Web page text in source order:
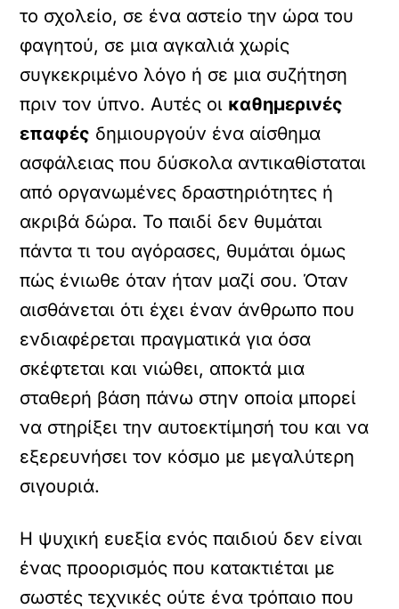
το σχολείο, σε ένα αστείο την ώρα του
φαγητού, σε μια αγκαλιά χωρίς
συγκεκριμένο λόγο ή σε μια συζήτηση
πριν τον ύπνο. Αυτές οι καθημερινές
επαφές δημιουργούν ένα αίσθημα
ασφάλειας που δύσκολα αντικαθίσταται
από οργανωμένες δραστηριότητες ή
ακριβά δώρα. Το παιδί δεν θυμάται
πάντα τι του αγόρασες, θυμάται όμως
πώς ένιωθε όταν ήταν μαζί σου. Όταν
αισθάνεται ότι έχει έναν άνθρωπο που
ενδιαφέρεται πραγματικά για όσα
σκέφτεται και νιώθει, αποκτά μια
σταθερή βάση πάνω στην οποία μπορεί
να στηρίξει την αυτοεκτίμησή του και να
εξερευνήσει τον κόσμο με μεγαλύτερη
σιγουριά.
Η ψυχική ευεξία ενός παιδιού δεν είναι
ένας προορισμός που κατακτιέται με
σωστές τεχνικές ούτε ένα τρόπαιο που